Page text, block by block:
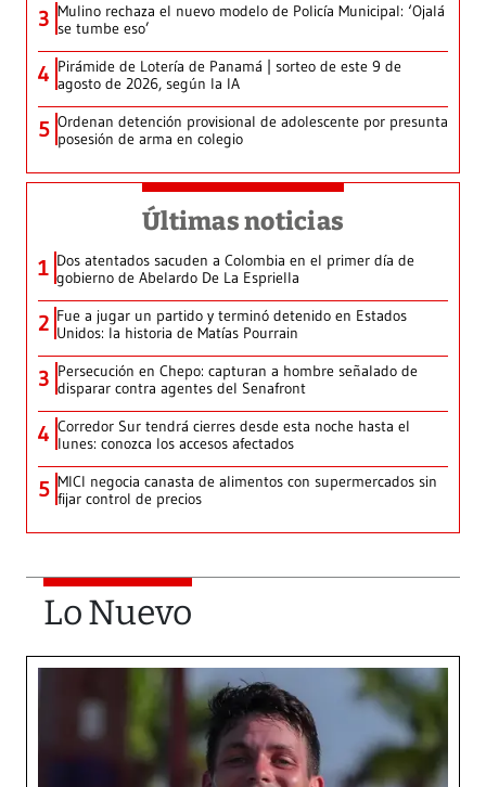
3 Mulino rechaza el nuevo modelo de Policía Municipal: ‘Ojalá
se tumbe eso’
4 Pirámide de Lotería de Panamá | sorteo de este 9 de
agosto de 2026, según la IA
5 Ordenan detención provisional de adolescente por presunta
posesión de arma en colegio
Últimas noticias
1 Dos atentados sacuden a Colombia en el primer día de
gobierno de Abelardo De La Espriella
2 Fue a jugar un partido y terminó detenido en Estados
Unidos: la historia de Matías Pourrain
3 Persecución en Chepo: capturan a hombre señalado de
disparar contra agentes del Senafront
4 Corredor Sur tendrá cierres desde esta noche hasta el
lunes: conozca los accesos afectados
5 MICI negocia canasta de alimentos con supermercados sin
fijar control de precios
Lo Nuevo